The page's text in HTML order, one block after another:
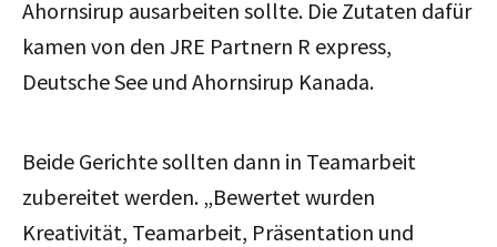
Ahornsirup ausarbeiten sollte. Die Zutaten dafür
kamen von den JRE Partnern R express,
Deutsche See und Ahornsirup Kanada.
Beide Gerichte sollten dann in Teamarbeit
zubereitet werden. „Bewertet wurden
Kreativität, Teamarbeit, Präsentation und